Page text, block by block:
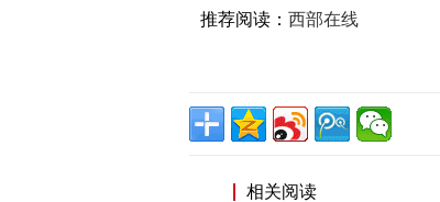
推荐阅读： 西部在线
相关阅读